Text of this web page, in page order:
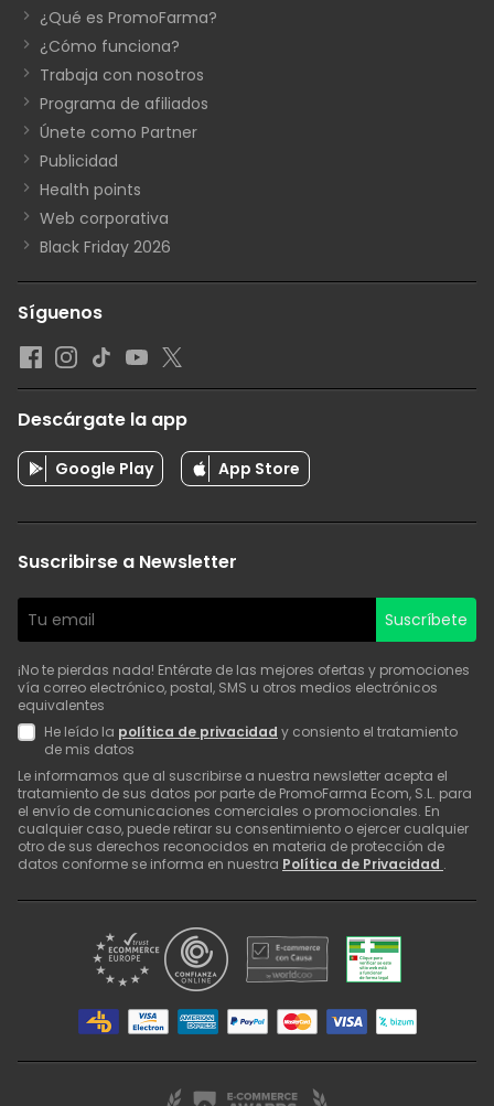
¿Qué es PromoFarma?
¿Cómo funciona?
Trabaja con nosotros
Programa de afiliados
Únete como Partner
Publicidad
Health points
Web corporativa
Black Friday 2026
Síguenos
Descárgate la app
Google Play App Store
Suscribirse a Newsletter
Suscríbete
¡No te pierdas nada! Entérate de las mejores ofertas y promociones
vía correo electrónico, postal, SMS u otros medios electrónicos
equivalentes
He leído la política de privacidad y consiento el tratamiento
de mis datos
Le informamos que al suscribirse a nuestra newsletter acepta el
tratamiento de sus datos por parte de PromoFarma Ecom, S.L. para
el envío de comunicaciones comerciales o promocionales. En
cualquier caso, puede retirar su consentimiento o ejercer cualquier
otro de sus derechos reconocidos en materia de protección de
datos conforme se informa en nuestra Política de Privacidad .